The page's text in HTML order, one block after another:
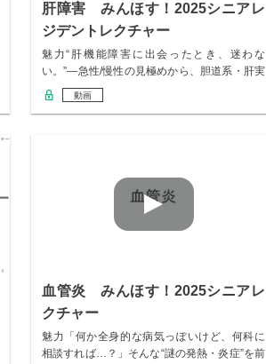
肝障害 みんほす！2025シニアレ
ジデントレクチャー
魅力“肝機能障害に出会ったとき、迷わな
い。”—急性/慢性の見極めから、胆道系・肝実
質・血流…
動画
血管炎 みんほす！2025シニアレ
クチャー
魅力「何か全身的な病気っぽいけど、何科に
相談すれば…？」そんな“謎の発熱・炎症”を前